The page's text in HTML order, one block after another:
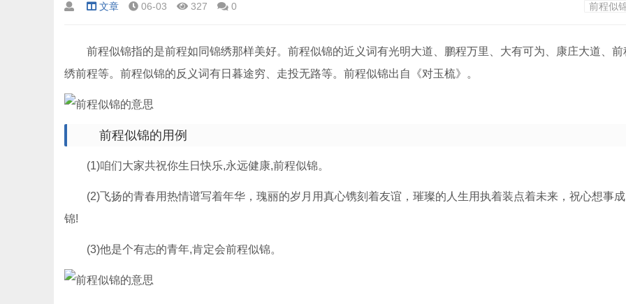
文章 06-03 327 0 前程似
前程似锦指的是前程如同锦绣那样美好。前程似锦的近义词有光明大道、鹏程万里、大有可为、康庄大道、前
绣前程等。前程似锦的反义词有日暮途穷、走投无路等。前程似锦出自《对玉梳》。
前程似锦的用例
(1)咱们大家共祝你生日快乐,永远健康,前程似锦。
(2)飞扬的青春用热情谱写着年华，瑰丽的岁月用真心镌刻着友谊，璀璨的人生用执着装点着未来，祝心想事
锦!
(3)他是个有志的青年,肯定会前程似锦。